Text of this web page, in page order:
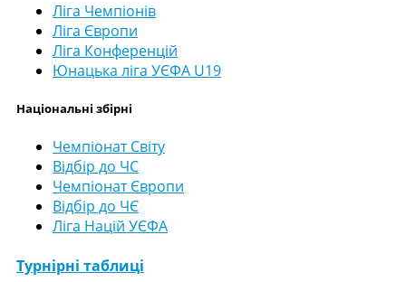
Ліга Чемпіонів
Ліга Європи
Ліга Конференцій
Юнацька ліга УЄФА U19
Національні збірні
Чемпіонат Світу
Відбір до ЧС
Чемпіонат Європи
Відбір до ЧЄ
Ліга Націй УЄФА
Турнірні таблиці